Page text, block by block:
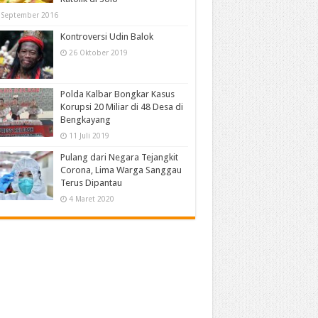
2016
Kontroversi Udin Balok
26 Oktober 2019
Polda Kalbar Bongkar Kasus
Korupsi 20 Miliar di 48 Desa di
Bengkayang
11 Juli 2019
Pulang dari Negara Tejangkit
Corona, Lima Warga Sanggau
Terus Dipantau
4 Maret 2020